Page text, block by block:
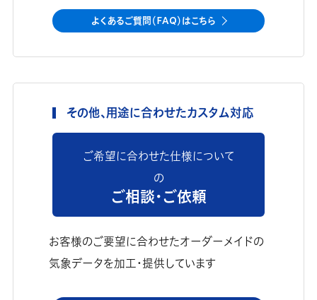
よくあるご質問（FAQ）はこちら
その他、用途に合わせたカスタム対応
ご希望に合わせた仕様について
の
ご相談・ご依頼
お客様のご要望に合わせたオーダーメイドの
気象データを加工・提供しています